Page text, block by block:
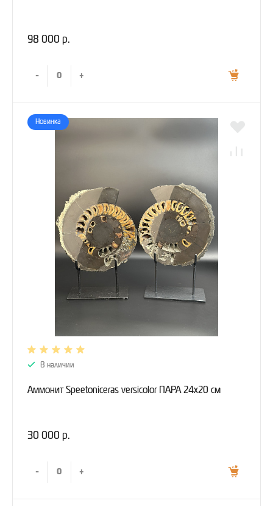
98 000 р.
- +
Новинка
В наличии
Аммонит Speetoniceras versicolor ПАРА 24х20 см
30 000 р.
- +